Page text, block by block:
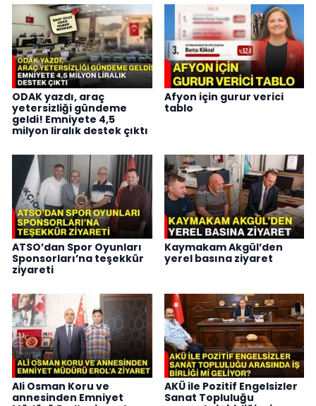
ODAK yazdı, araç
yetersizliği gündeme
geldi! Emniyete 4,5
milyon liralık destek çıktı
Afyon için gurur verici
tablo
ATSO’dan Spor Oyunları
Sponsorları’na teşekkür
ziyareti
Kaymakam Akgül’den
yerel basına ziyaret
Ali Osman Koru ve
annesinden Emniyet
AKÜ ile Pozitif Engelsizler
Sanat Topluluğu